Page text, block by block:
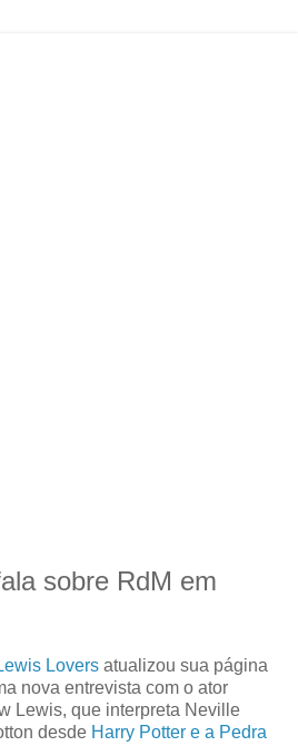
sobre RdM em
Lovers atualizou sua página
nova entrevista com o ator
Lewis, que interpreta Neville
desde Harry Potter e a Pedra